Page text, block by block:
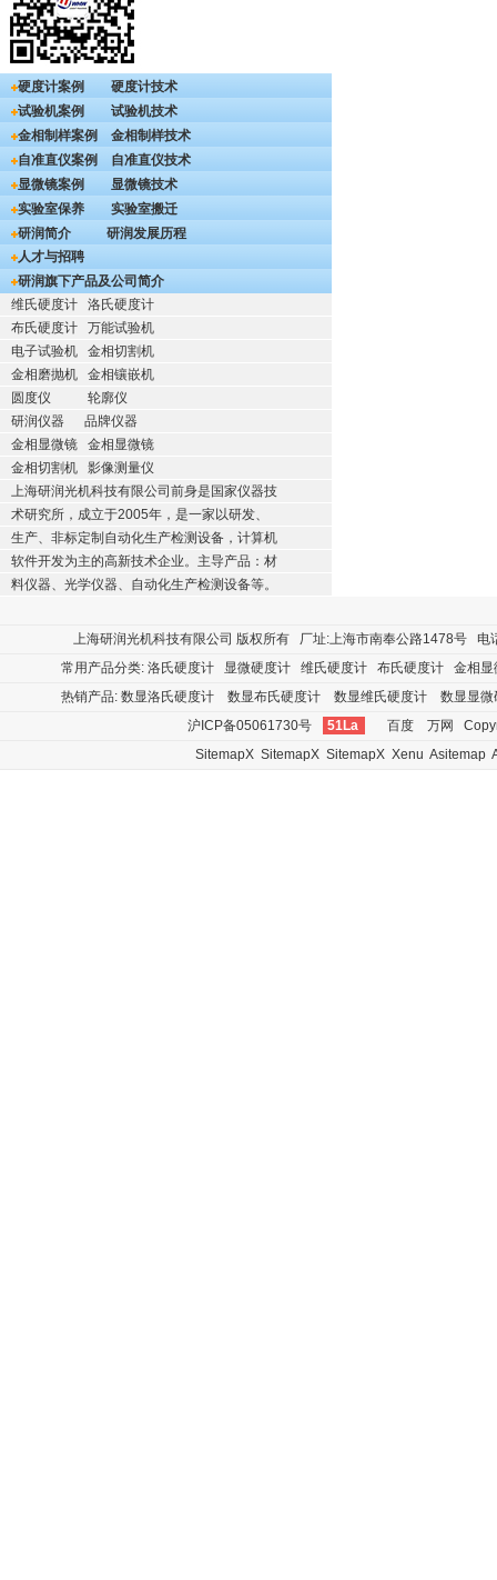
硬度计案例
硬度计技术
试验机案例
试验机技术
金相制样案例
金相制样技术
自准直仪案例
自准直仪技术
显微镜案例
显微镜技术
实验室保养
实验室搬迁
研润简介
研润发展历程
人才与招聘
研润旗下产品及公司简介
维氏硬度计
洛氏硬度计
布氏硬度计
万能试验机
电子试验机
金相切割机
金相磨抛机
金相镶嵌机
圆度仪
轮廓仪
研润仪器
品牌仪器
金相显微镜
金相显微镜
金相切割机
影像测量仪
上海研润光机科技有限公司前身是国家仪器技
术研究所，成立于2005年，是一家以研发、
生产、非标定制自动化生产检测设备，计算机
软件开发为主的高新技术企业。主导产品：材
料仪器、光学仪器、自动化生产检测设备等。
上海研润光机科技有限公司 版权所有 厂址:上海市南奉公路1478号
常用产品分类: 洛氏硬度计 显微硬度计 维氏硬度计 布氏硬度计
金相显
热销产品: 数显洛氏硬度计 数显布氏硬度计 数显维氏硬度计
数显显微
沪ICP备05061730号
51La 百度 万网
SitemapX SitemapX SitemapX Xenu Asitemap